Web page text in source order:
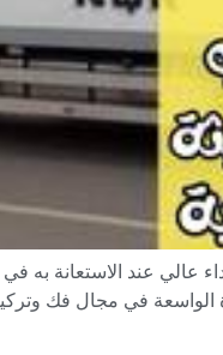
عالي عند الاستعانة
الواسعة في مجال فك